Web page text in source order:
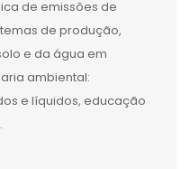
de emissões de
de produção,
e da água em
ambiental:
e líquidos, educação